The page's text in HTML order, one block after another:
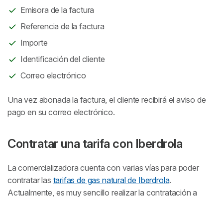
Emisora de la factura
Referencia de la factura
Importe
Identificación del cliente
Correo electrónico
Una vez abonada la factura, el cliente recibirá el aviso de
pago en su correo electrónico.
Contratar una tarifa con Iberdrola
La comercializadora cuenta con varias vías para poder
contratar las tarifas de gas natural de Iberdrola.
Actualmente, es muy sencillo realizar la contratación a